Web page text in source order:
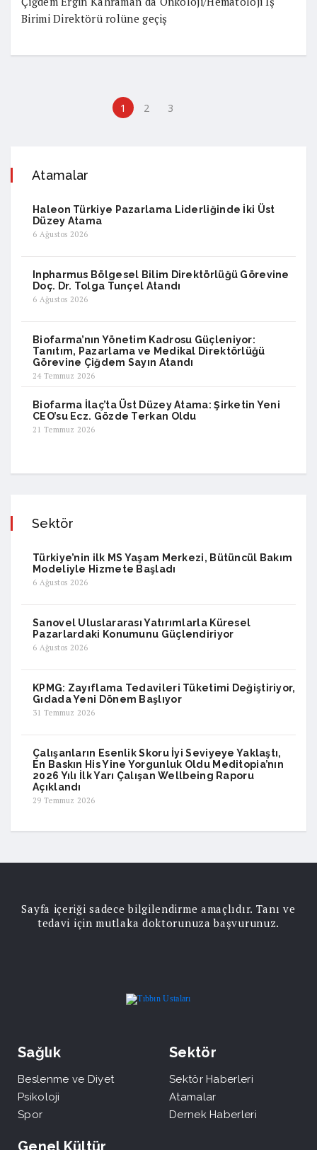
Birimi Direktörü rolüne geçiş
1 2 3
Atamalar
Haleon Türkiye Pazarlama Liderliğinde İki Üst
Düzey Atama
6 Ağustos 2026
Inpharmus Bölgesel Bilim Direktörlüğü Görevine
Doç. Dr. Tolga Tunçel Atandı
6 Ağustos 2026
Biofarma’nın Yönetim Kadrosu Güçleniyor:
Tanıtım, Pazarlama ve Medikal Direktörlüğü
Görevine Çiğdem Sayın Atandı
24 Temmuz 2026
Biofarma İlaç’ta Üst Düzey Atama: Şirketin Yeni
CEO’su Ecz. Gözde Terkan Oldu
21 Temmuz 2026
Sektör
Türkiye’nin ilk MS Yaşam Merkezi, Bütüncül Bakım
Modeliyle Hizmete Başladı
6 Ağustos 2026
Sanovel Uluslararası Yatırımlarla Küresel
Pazarlardaki Konumunu Güçlendiriyor
6 Ağustos 2026
KPMG: Zayıflama Tedavileri Tüketimi Değiştiriyor,
Gıdada Yeni Dönem Başlıyor
31 Temmuz 2026
Çalışanların Esenlik Skoru İyi Seviyeye Yaklaştı,
En Baskın His Yine Yorgunluk Oldu Meditopia’nın
2026 Yılı İlk Yarı Çalışan Wellbeing Raporu
Açıklandı
29 Temmuz 2026
Sayfa içeriği sadece bilgilendirme amaçlıdır. Tanı ve
tedavi için mutlaka doktorunuza başvurunuz.
Sağlık
Beslenme ve Diyet
Psikoloji
Spor
Sektör
Sektör Haberleri
Atamalar
Dernek Haberleri
Genel Kültür